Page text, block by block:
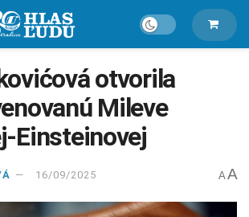
otvorila
Mileve
Einsteinovej
16/09/2025 A A